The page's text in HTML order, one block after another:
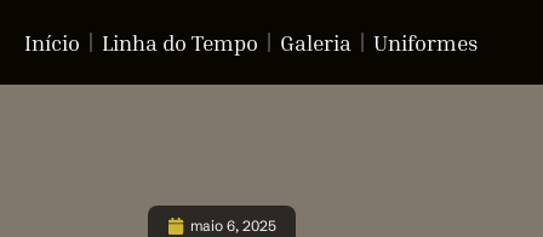
Início Linha do Tempo Galeria Uniformes
maio 6, 2025